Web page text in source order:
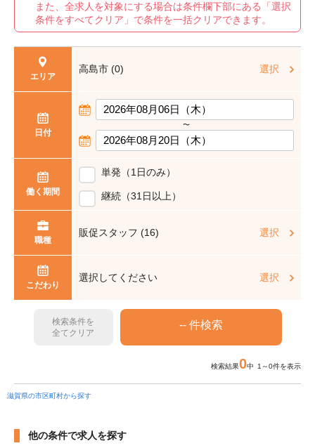
また、全求人を対象にする場合は条件欄下部にある「選択
条件をすべてクリア」で条件を一括クリアできます。
エリア
高島市 (0) 選択
日付
〜
働く期間
単発（1日のみ）
継続（31日以上）
職種
販促スタッフ (16) 選択
こだわり
選択してください 選択
検索条件を
全てクリア
検索結果0中 1～0件を表示
滋賀県の市区町村から探す
他の条件で求人を探す